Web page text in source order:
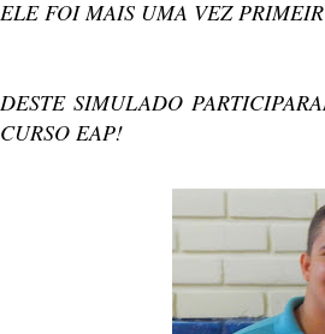
ELE FOI MAIS UMA VEZ
DESTE SIMULADO
CURSO EAP!